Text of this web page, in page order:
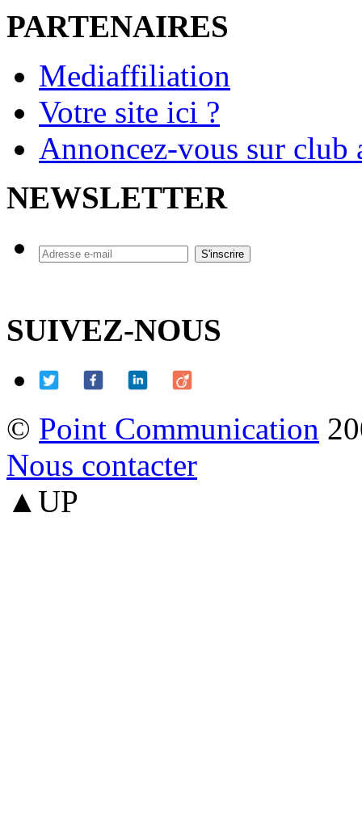
PARTENAIRES
Mediaffiliation
Votre site ici ?
Annoncez-vous sur
NEWSLETTER
SUIVEZ-NOUS
© Point Communication
Nous contacter
▲UP